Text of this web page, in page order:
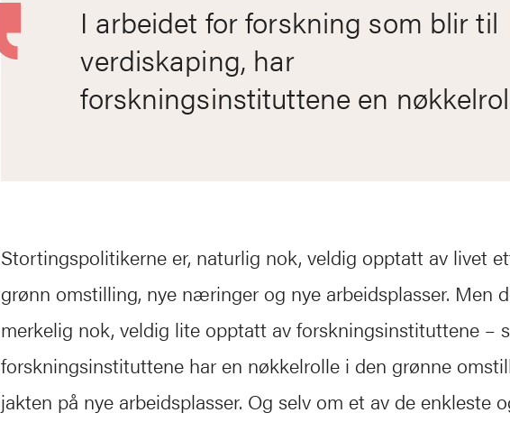
I arbeidet for forskning som blir til
verdiskaping, har
forskningsinstituttene en
Stortingspolitikerne er, naturlig nok, veldig opptatt av livet
grønn omstilling, nye næringer og nye arbeidsplasser. Men
merkelig nok, veldig lite opptatt av forskningsinstituttene –
forskningsinstituttene har en nøkkelrolle i den grønne
jakten på nye arbeidsplasser. Og selv om et av de enkleste